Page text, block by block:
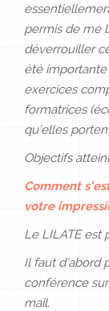
permis de me
déverrouiller
été importante
exercices
formatrices
qu’elles
Objectifs
Comment
votre
Le LILATE est
Il faut d’abord
conférence
mail.